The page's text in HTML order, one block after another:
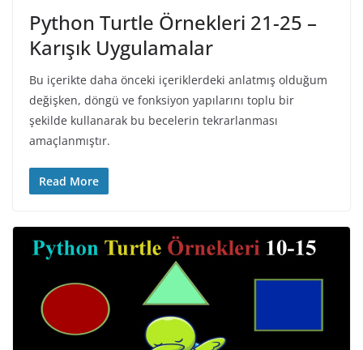
Python Turtle Örnekleri 21-25 –
Karışık Uygulamalar
Bu içerikte daha önceki içeriklerdeki anlatmış olduğum
değişken, döngü ve fonksiyon yapılarını toplu bir
şekilde kullanarak bu becelerin tekrarlanması
amaçlanmıştır.
Read More